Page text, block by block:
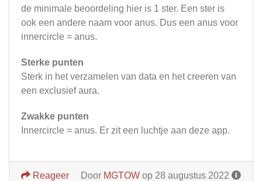
de minimale beoordeling hier is 1 ster. Een ster is
ook een andere naam voor anus. Dus een anus voor
innercircle = anus.
Sterke punten
Sterk in het verzamelen van data en het creeren van
een exclusief aura.
Zwakke punten
Innercircle = anus. Er zit een luchtje aan deze app.
Door MGTOW op 28 augustus 2022
Reageer